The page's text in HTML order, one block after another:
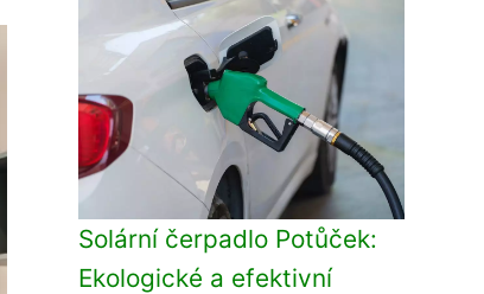
Solární čerpadlo Potůček:
Ekologické a efektivní